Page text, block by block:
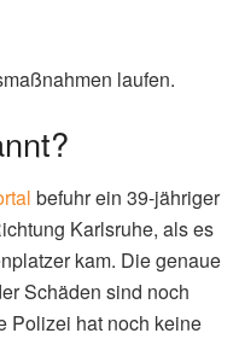
laufen.
befuhr ein 39-jähriger
Karlsruhe, als es
kam. Die genaue
Schäden sind noch
Polizei hat noch keine